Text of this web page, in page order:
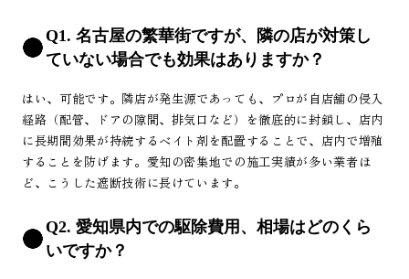
Q1. 名古屋の繁華街ですが、隣の店が対策し
ていない場合でも効果はありますか？
はい、可能です。隣店が発生源であっても、プロが自店舗の侵入
経路（配管、ドアの隙間、排気口など）を徹底的に封鎖し、店内
に長期間効果が持続するベイト剤を配置することで、店内で増殖
することを防げます。愛知の密集地での施工実績が多い業者ほ
ど、こうした遮断技術に長けています。
Q2. 愛知県内での駆除費用、相場はどのくら
いですか？